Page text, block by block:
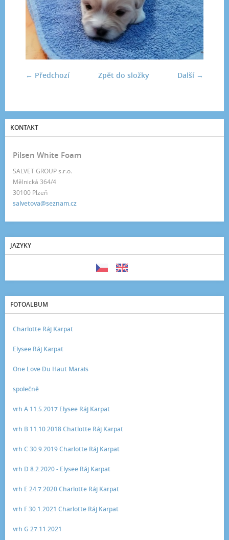
← Předchozí Další →
Zpět do složky
KONTAKT
Pilsen White Foam
SALVET GROUP s.r.o.
Mělnická 364/4
30100 Plzeň
salvetova@seznam.cz
JAZYKY
FOTOALBUM
Charlotte Ráj Karpat
Elysee Ráj Karpat
One Love Du Haut Marais
společně
vrh A 11.5.2017 Elysee Ráj Karpat
vrh B 11.10.2018 Chatlotte Ráj Karpat
vrh C 30.9.2019 Charlotte Ráj Karpat
vrh D 8.2.2020 - Elysee Ráj Karpat
vrh E 24.7.2020 Charlotte Ráj Karpat
vrh F 30.1.2021 Charlotte Ráj Karpat
vrh G 27.11.2021